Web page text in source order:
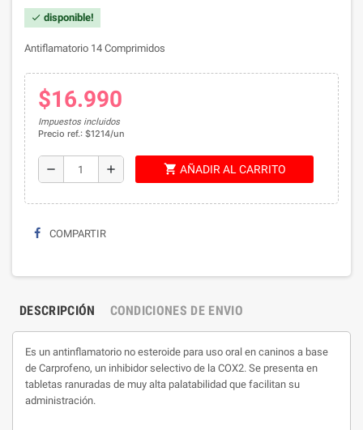
check disponible!
Antiflamatorio 14 Comprimidos
$16.990
Impuestos incluidos
Precio ref.: $1214/un
remove add shopping_cart AÑADIR AL CARRITO
COMPARTIR
DESCRIPCIÓN CONDICIONES DE ENVIO
Es un antinflamatorio no esteroide para uso oral en caninos a base
de Carprofeno, un inhibidor selectivo de la COX2. Se presenta en
tabletas ranuradas de muy alta palatabilidad que facilitan su
administración.